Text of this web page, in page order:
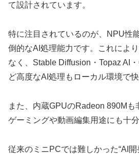
て設計されています。
特に注目されているのが、NPU性
倒的なAI処理能力です。これによ
なく、Stable Diffusion・Topaz AI
ど高度なAI処理もローカル環境で
また、内蔵GPUのRadeon 890M
ゲーミングや動画編集用途にも十
従来のミニPCでは難しかった“AI